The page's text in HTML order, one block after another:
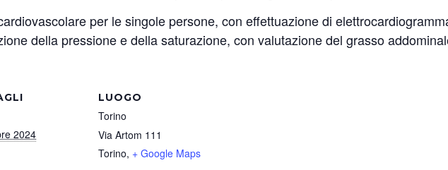
per le singole persone, con effettuazione di
della pressione e della saturazione, con valutazione del grasso
2024
LUOGO
Torino
Via Artom 111
Torino, + Google Maps